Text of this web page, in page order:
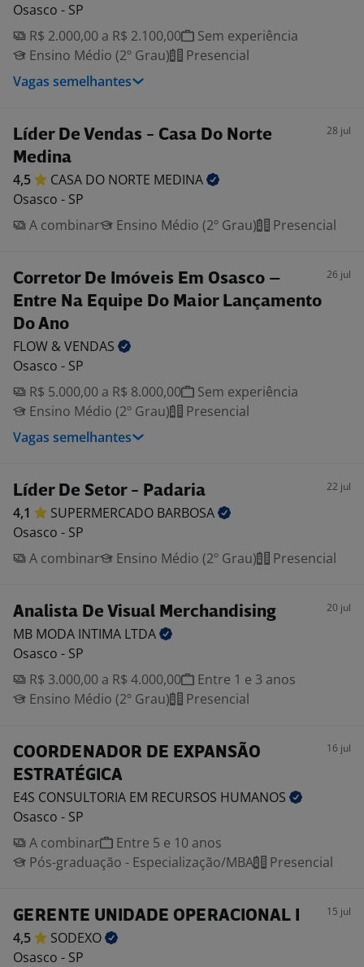
Osasco - SP
R$ 2.000,00 a R$ 2.100,00
Sem experiência
Ensino Médio (2º Grau)
Presencial
Vagas semelhantes
Líder De Vendas - Casa Do Norte
Medina
28 jul
4,5 CASA DO NORTE MEDINA
Osasco - SP
A combinar
Ensino Médio (2º Grau) Presencial
Corretor De Imóveis Em Osasco –
Entre Na Equipe Do Maior Lançamento
Do Ano
26 jul
FLOW & VENDAS
Osasco - SP
R$ 5.000,00 a R$ 8.000,00
Sem experiência
Ensino Médio (2º Grau)
Presencial
Vagas semelhantes
Líder De Setor - Padaria 22 jul
4,1 SUPERMERCADO BARBOSA
Osasco - SP
A combinar
Ensino Médio (2º Grau) Presencial
Analista De Visual Merchandising 20 jul
MB MODA INTIMA LTDA
Osasco - SP
R$ 3.000,00 a R$ 4.000,00
Entre 1 e 3 anos
Ensino Médio (2º Grau)
Presencial
COORDENADOR DE EXPANSÃO
ESTRATÉGICA
16 jul
E4S CONSULTORIA EM RECURSOS HUMANOS
Osasco - SP
A combinar
Entre 5 e 10 anos
Pós-graduação - Especialização/MBA
Presencial
GERENTE UNIDADE OPERACIONAL I 15 jul
4,5
SODEXO
Osasco - SP